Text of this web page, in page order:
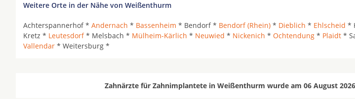
Weitere Orte in der Nähe von Weißenthurm
Achterspannerhof * Andernach * Bassenheim * Bendorf * Bendorf (Rhein) * Dieblich * Ehlscheid *
Kretz * Leutesdorf* Melsbach * Mülheim-Kärlich * Neuwied * Nickenich * Ochtendung * Plaidt *
Vallendar * Weitersburg *
Zahnärzte für Zahnimplantete in Weißenthurm wurde am 06 August